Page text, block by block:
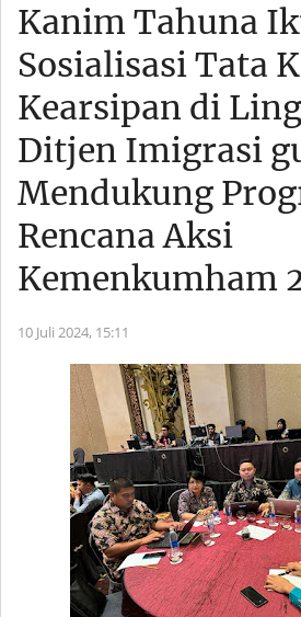
Kanim Tahuna
Sosialisasi Tata
Kearsipan di
Ditjen Imigrasi
Mendukung
Rencana Aksi
Kemenkumham
10 Juli 2024, 15:11